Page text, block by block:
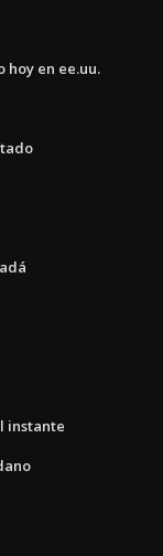
hoy en ee.uu.
instante